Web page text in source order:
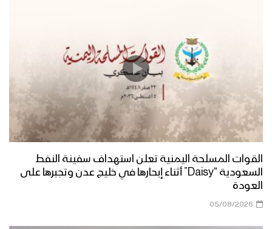
القوات المسلحة اليمنية تعلن استهداف سفينة النفط
السعودية “Daisy” أثناء إبحارها في خليج عدن وتجبرها على
العودة
05/08/2026